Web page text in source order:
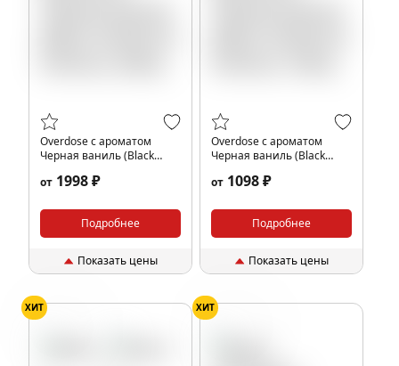
Overdose с ароматом
Черная ваниль (Black
от 1998 ₽
Подробнее
Показать цены
Overdose с ароматом
Черная ваниль (Black
от 1098 ₽
Подробнее
Показать цены
ХИТ
ХИТ